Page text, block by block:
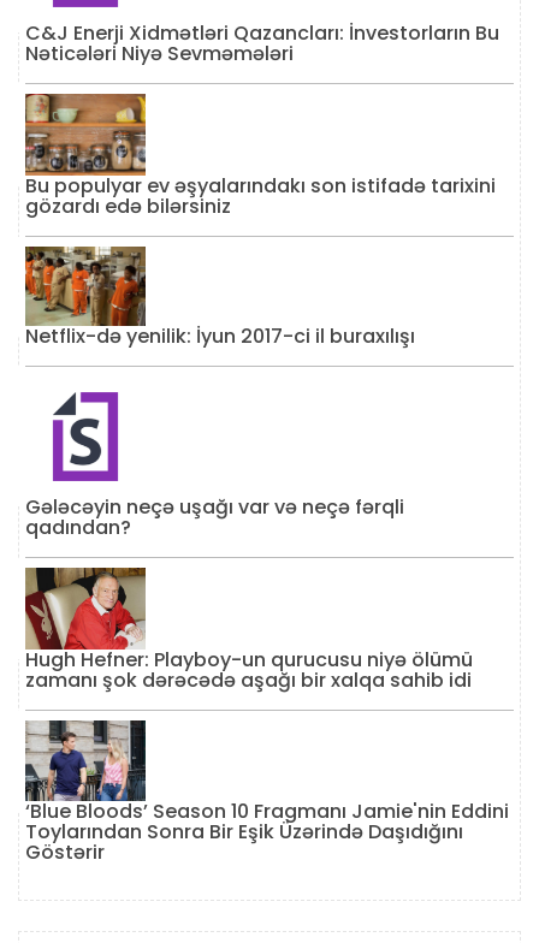
C&J Enerji Xidmətləri Qazancları: İnvestorların Bu
Nəticələri Niyə Sevməmələri
Bu populyar ev əşyalarındakı son istifadə tarixini
gözardı edə bilərsiniz
Netflix-də yenilik: İyun 2017-ci il buraxılışı
Gələcəyin neçə uşağı var və neçə fərqli
qadından?
Hugh Hefner: Playboy-un qurucusu niyə ölümü
zamanı şok dərəcədə aşağı bir xalqa sahib idi
‘Blue Bloods’ Season 10 Fragmanı Jamie'nin Eddini
Toylarından Sonra Bir Eşik Üzərində Daşıdığını
Göstərir